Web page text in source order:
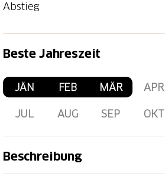
Abstieg
Beste Jahreszeit
JÄN FEB MÄR APR
JUL AUG SEP OKT
Beschreibung